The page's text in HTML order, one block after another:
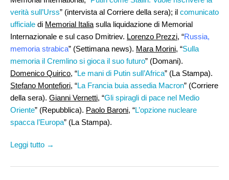
verità sull’Urss” (intervista al Corriere della sera); il comunicato
ufficiale di Memorial Italia sulla liquidazione di Memorial
Internazionale e sul caso Dmitriev. Lorenzo Prezzi, “Russia,
memoria strabica” (Settimana news). Mara Morini, “Sulla
memoria il Cremlino si gioca il suo futuro” (Domani).
Domenico Quirico, “Le mani di Putin sull’Africa” (La Stampa).
Stefano Montefiori, “La Francia buia assedia Macron” (Corriere
della sera). Gianni Vernetti, “Gli spiragli di pace nel Medio
Oriente” (Repubblica). Paolo Baroni, “L’opzione nucleare
spacca l’Europa” (La Stampa).
Leggi tutto →